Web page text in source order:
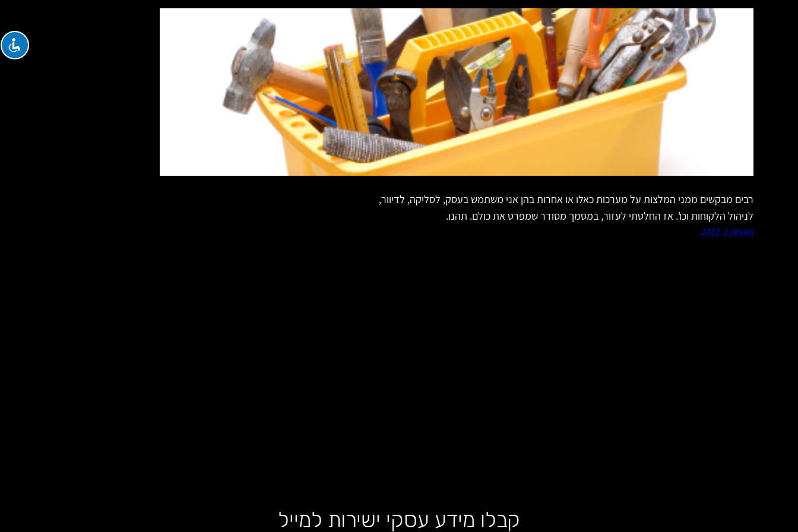
רבים מבקשים ממני המלצות על מערכות כאלו או אחרות בהן אני משתמש בעסק, לסליקה, לדיוור,
לניהול הלקוחות וכו'. אז החלטתי לעזור, במסמך מסודר שמפרט את כולם. תהנו.
אוגוסט 1, 2013
קבלו מידע עסקי ישירות למייל